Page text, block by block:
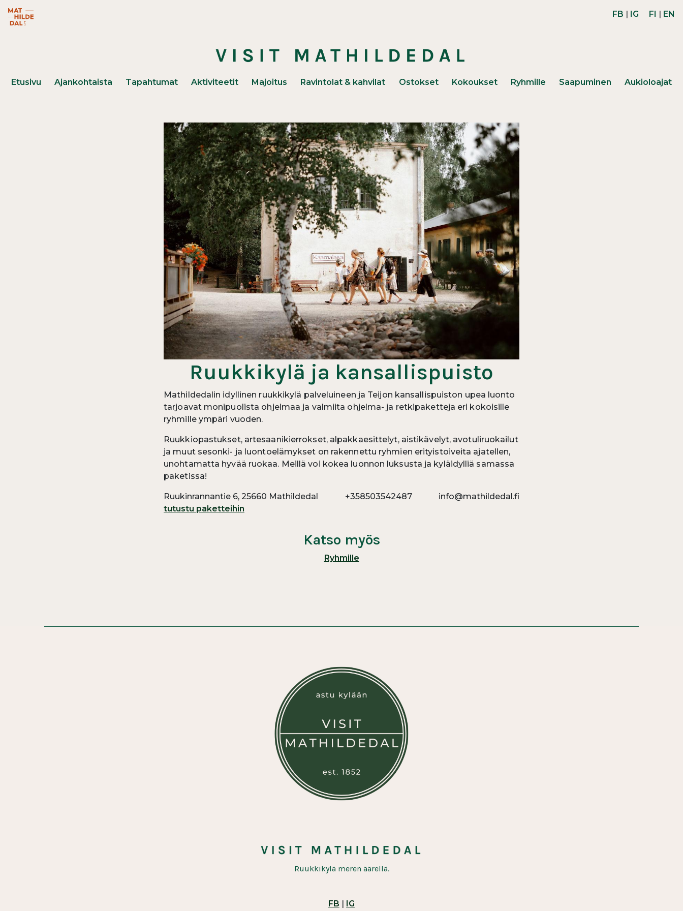
Mathildedal Life -verkkosivusto (avautuu uuteen ikkunaan)
FB | IG FI | EN
Päävalikko
Etusivu Ajankohtaista Tapahtumat Aktiviteetit Majoitus Ravintolat & kahvilat Ostokset Kokoukset Ryhmille Saapuminen Aukioloajat
Ruukkikylä ja kansallispuisto
Mathildedalin idyllinen ruukkikylä palveluineen ja Teijon kansallispuiston upea luonto
tarjoavat monipuolista ohjelmaa ja valmiita ohjelma- ja retkipaketteja eri kokoisille
ryhmille ympäri vuoden.
Ruukkiopastukset, artesaanikierrokset, alpakkaesittelyt, aistikävelyt, avotuliruokailut
ja muut sesonki- ja luontoelämykset on rakennettu ryhmien erityistoiveita ajatellen,
unohtamatta hyvää ruokaa. Meillä voi kokea luonnon luksusta ja kyläidylliä samassa
paketissa!
Ruukinrannantie 6, 25660 Mathildedal +358503542487
info@mathildedal.fi
tutustu paketteihin
Katso myös
Ryhmille
Ruukkikylä meren äärellä.
FB IG